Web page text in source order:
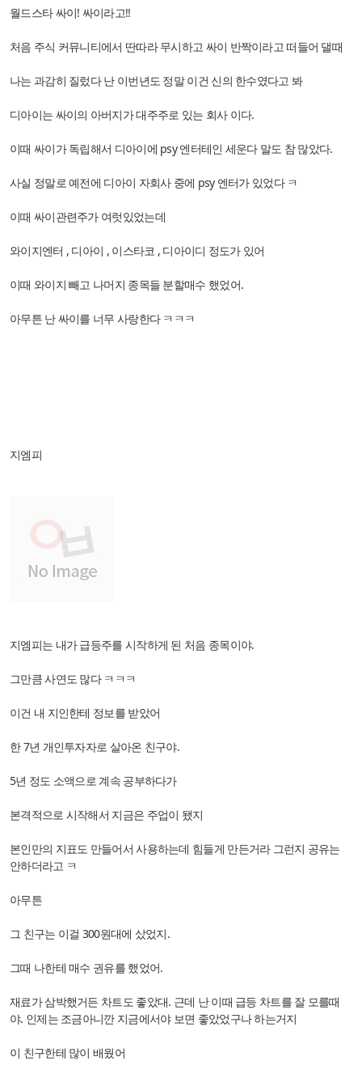
월드스타 싸이! 싸이라고!!
처음 주식 커뮤니티에서 딴따라 무시하고 싸이 반짝이라고 떠들어 댈때
나는 과감히 질렀다 난 이번년도 정말 이건 신의 한수였다고 봐
디아이는 싸이의 아버지가 대주주로 있는 회사 이다.
이때 싸이가 독립해서 디아이에 psy 엔터테인 세운다 말도 참 많았다.
사실 정말로 예전에 디아이 자회사 중에 psy 엔터가 있었다 ㅋ
이때 싸이관련주가 여럿있었는데
와이지엔터 , 디아이 , 이스타코 , 디아이디 정도가 있어
이때 와이지 빼고 나머지 종목들 분할매수 했었어.
아무튼 난 싸이를 너무 사랑한다 ㅋㅋㅋ
지엠피
지엠피는 내가 급등주를 시작하게 된 처음 종목이야.
그만큼 사연도 많다 ㅋㅋㅋ
이건 내 지인한테 정보를 받았어
한 7년 개인투자자로 살아온 친구야.
5년 정도 소액으로 계속 공부하다가
본격적으로 시작해서 지금은 주업이 됐지
본인만의 지표도 만들어서 사용하는데 힘들게 만든거라 그런지 공유는
안하더라고 ㅋ
아무튼
그 친구는 이걸 300원대에 샀었지.
그때 나한테 매수 권유를 했었어.
재료가 삼박했거든 차트도 좋았대. 근데 난 이때 급등 차트를 잘 모를때
야. 인제는 조금아니깐 지금에서야 보면 좋았었구나 하는거지
이 친구한테 많이 배웠어